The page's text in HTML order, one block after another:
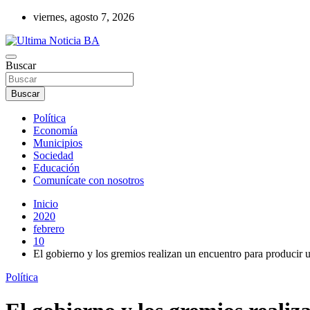
Saltar
contenido
viernes, agosto 7, 2026
Ultima Noticia BA
Últimas noticias de la provincia de Buenos Aires y del partido de La
Buscar
Buscar
Política
Economía
Municipios
Sociedad
Educación
Comunícate con nosotros
Inicio
2020
febrero
10
El gobierno y los gremios realizan un encuentro para producir
Política